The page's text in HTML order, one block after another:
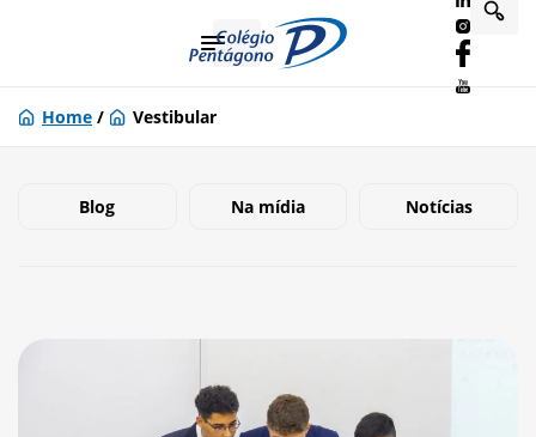
Home / Vestibular
Blog Na mídia Notícias